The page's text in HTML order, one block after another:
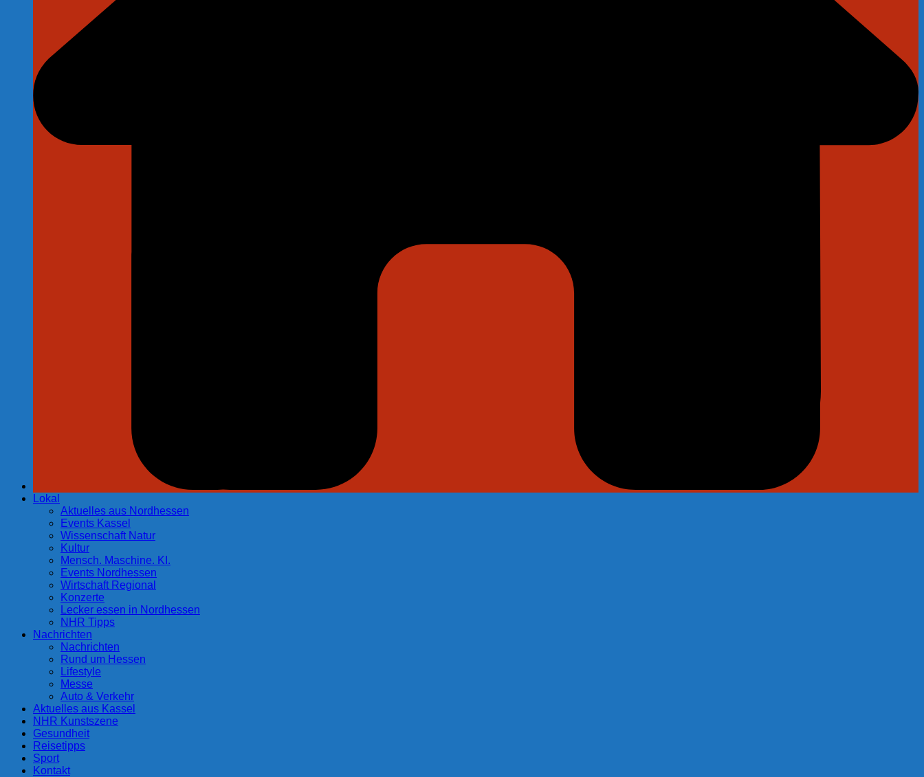
Lokal
Aktuelles aus Nordhessen
Events Kassel
Wissenschaft Natur
Kultur
Mensch. Maschine. KI.
Events Nordhessen
Wirtschaft Regional
Konzerte
Lecker essen in Nordhessen
NHR Tipps
Nachrichten
Nachrichten
Rund um Hessen
Lifestyle
Messe
Auto & Verkehr
Aktuelles aus Kassel
NHR Kunstszene
Gesundheit
Reisetipps
Sport
Kontakt